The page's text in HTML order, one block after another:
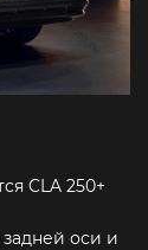
CLA 250+
оси и